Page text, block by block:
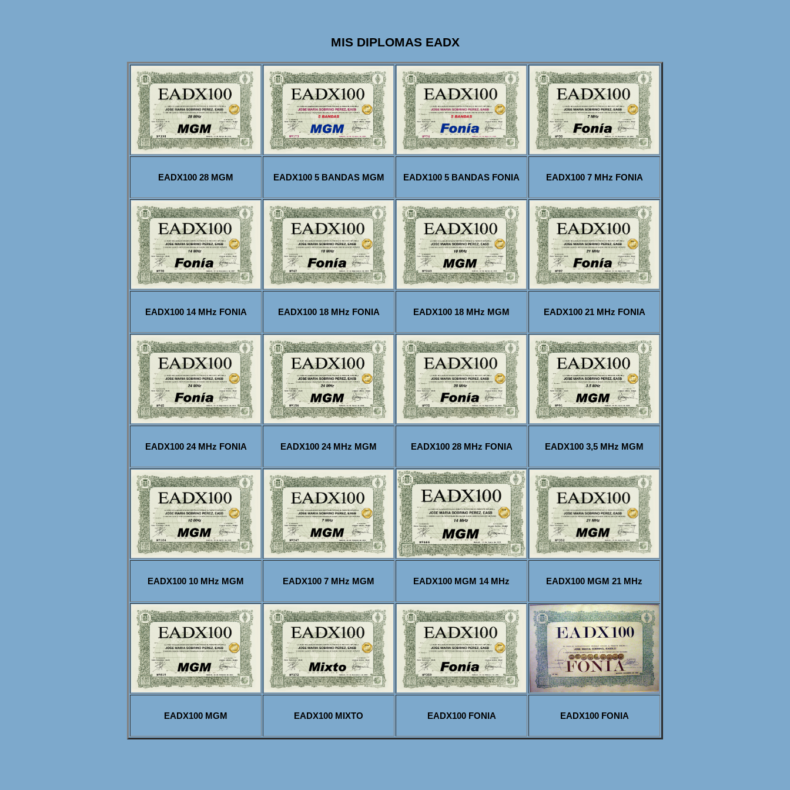
MIS DIPLOMAS EADX
EADX100 28 MGM EADX100 5 BANDAS MGM EADX100 5 BANDAS FONIA EADX100 7 MHz FONIA
EADX100 14 MHz FONIA EADX100 18 MHz FONIA EADX100 18 MHz MGM EADX100 21 MHz FONIA
EADX100 24 MHz FONIA EADX100 24 MHz MGM EADX100 28 MHz FONIA EADX100 3,5 MHz MGM
EADX100 10 MHz MGM EADX100 7 MHz MGM EADX100 MGM 14 MHz EADX100 MGM 21 MHz
EADX100 MGM EADX100 MIXTO EADX100 FONIA EADX100 FONIA